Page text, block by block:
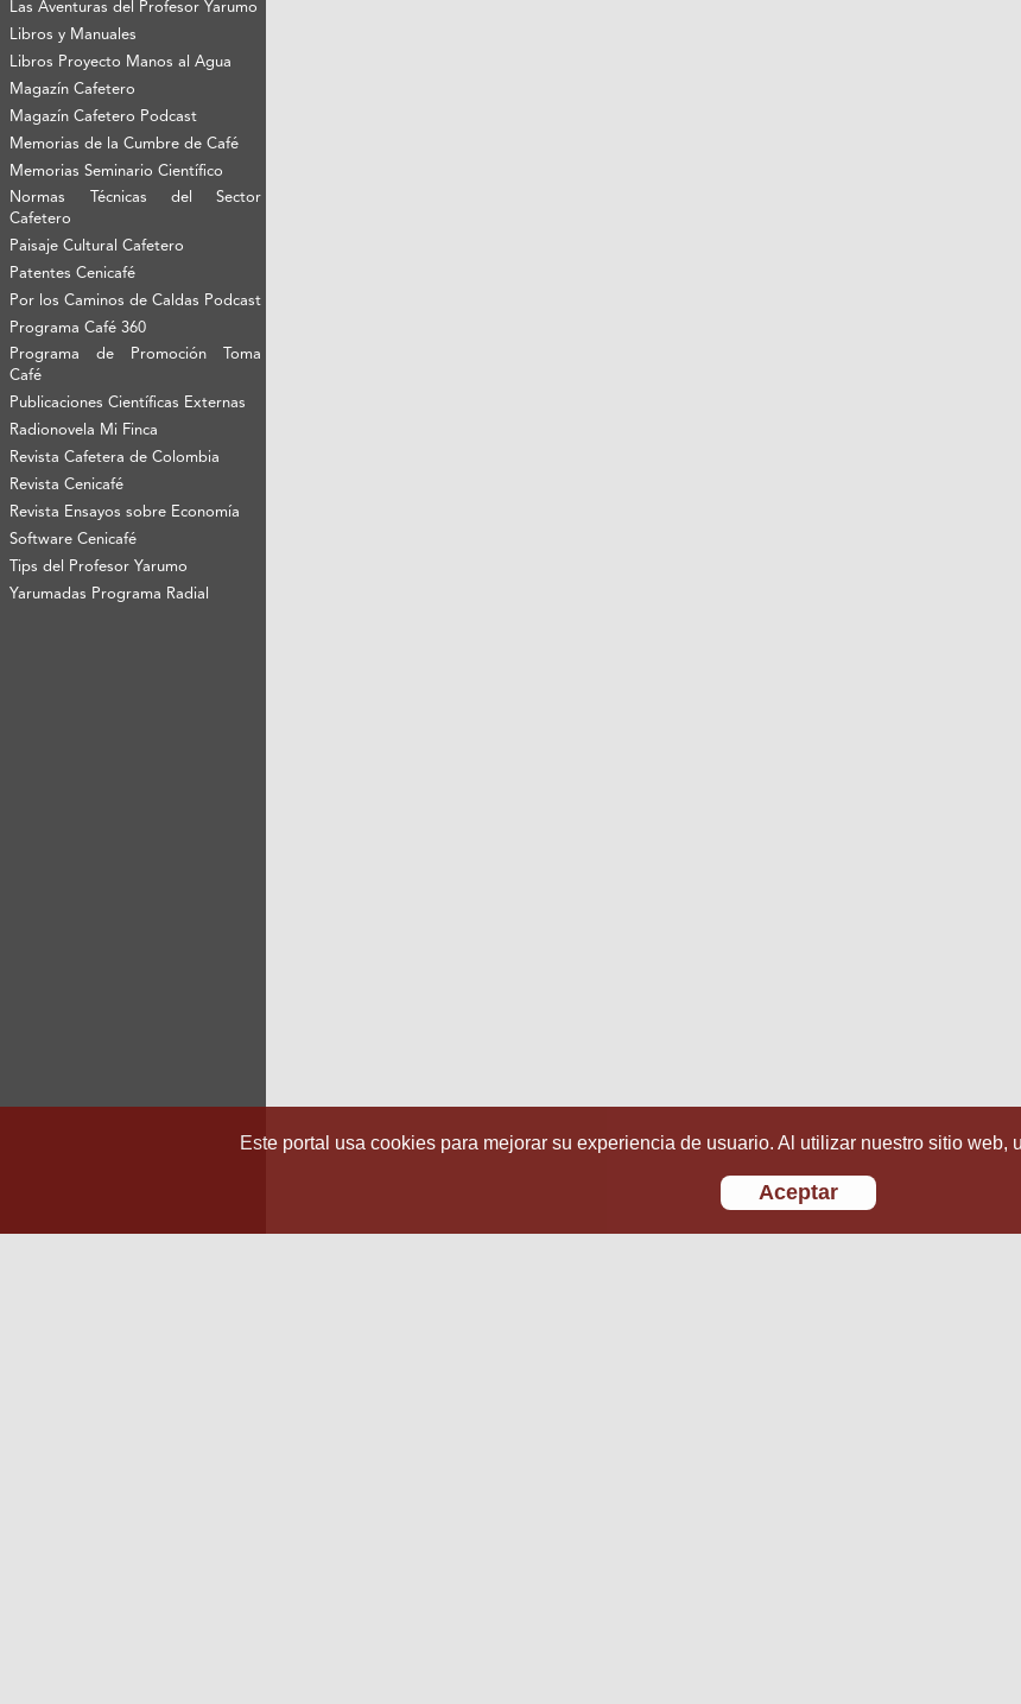
Las Aventuras del Profesor Yarumo
Libros y Manuales
Libros Proyecto Manos al Agua
Magazín Cafetero
Magazín Cafetero Podcast
Memorias de la Cumbre de Café
Memorias Seminario Científico
Normas Técnicas del Sector
Cafetero
Paisaje Cultural Cafetero
Patentes Cenicafé
Por los Caminos de Caldas Podcast
Programa Café 360
Programa de Promoción Toma
Café
Publicaciones Científicas Externas
Radionovela Mi Finca
Revista Cafetera de Colombia
Revista Cenicafé
Revista Ensayos sobre Economía
Software Cenicafé
Tips del Profesor Yarumo
Yarumadas Programa Radial
Este portal usa cookies para mejorar su experiencia de usuario. Al utilizar nuestro sitio web,
Aceptar